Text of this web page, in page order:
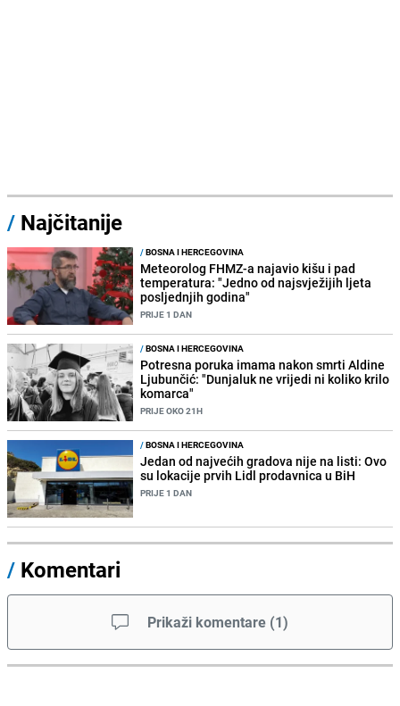
/ Najčitanije
/BOSNA I HERCEGOVINA
Meteorolog FHMZ-a najavio kišu i pad
temperatura: "Jedno od najsvježijih ljeta
posljednjih godina"
PRIJE 1 DAN
/BOSNA I HERCEGOVINA
Potresna poruka imama nakon smrti Aldine
Ljubunčić: "Dunjaluk ne vrijedi ni koliko krilo
komarca"
PRIJE OKO 21H
/BOSNA I HERCEGOVINA
Jedan od najvećih gradova nije na listi: Ovo
su lokacije prvih Lidl prodavnica u BiH
PRIJE 1 DAN
/ Komentari
Prikaži komentare (1)